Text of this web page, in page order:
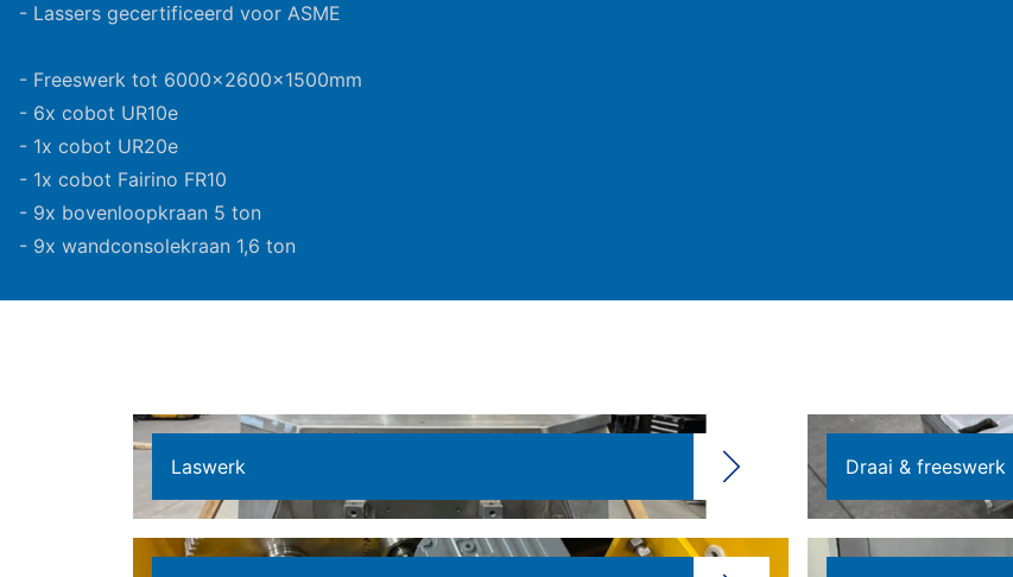
- Lassers gecertificeerd voor ASME
- Freeswerk tot 6000x2600x1500mm
- 6x cobot UR10e
- 1x cobot UR20e
- 1x cobot Fairino FR10
- 9x bovenloopkraan 5 ton
- 9x wandconsolekraan 1,6 ton
Laswerk Draai & freeswerk